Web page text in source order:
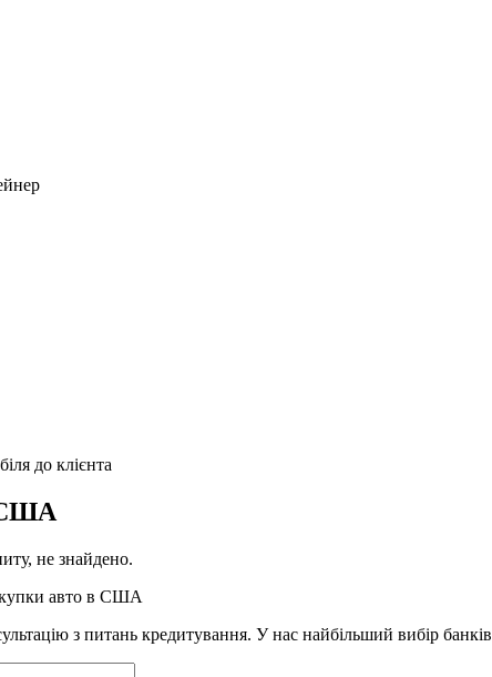
до клієнта
США
не знайдено.
авто в США
з питань кредитування. У нас найбільший вибір